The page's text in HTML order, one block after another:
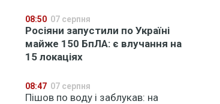
08:50 07 серпня
Росіяни запустили по Україні
майже 150 БпЛА: є влучання на
15 локаціях
08:47 07 серпня
Пішов по воду і заблукав: на